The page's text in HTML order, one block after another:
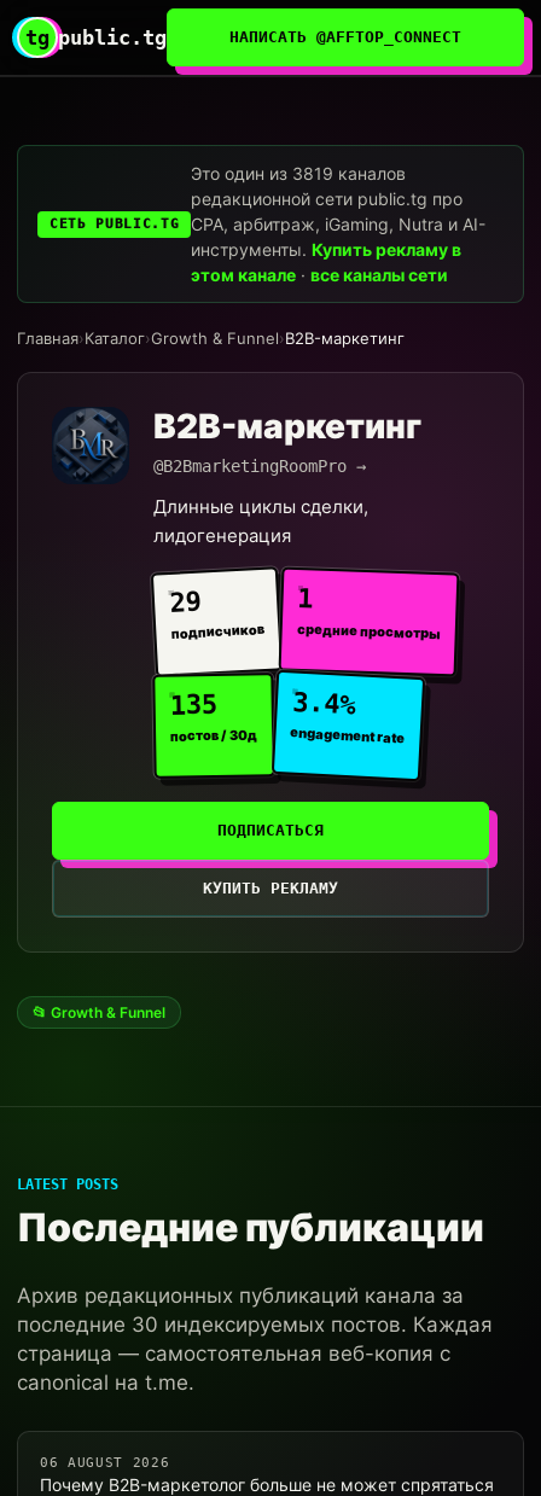
tg public.tg НАПИСАТЬ @AFFTOP_CONNECT
СЕТЬ PUBLIC.TG
Это один из 3819 каналов
редакционной сети public.tg про
CPA, арбитраж, iGaming, Nutra и AI-
инструменты.Купить рекламу в
этом канале ·все каналы сети
Главная›Каталог›Growth & Funnel›B2B-маркетинг
B2B-маркетинг
@B2BmarketingRoomPro →
Длинные циклы сделки,
лидогенерация
29
подписчиков
1
средние просмотры
135
постов / 30д
3.4%
engagement rate
ПОДПИСАТЬСЯ
КУПИТЬ РЕКЛАМУ
📂 Growth & Funnel
LATEST POSTS
Последние публикации
Архив редакционных публикаций канала за
последние 30 индексируемых постов. Каждая
страница — самостоятельная веб-копия с
canonical на t.me.
06 AUGUST 2026
Почему B2B-маркетолог больше не может спрятаться